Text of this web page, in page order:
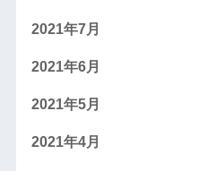
2021年7月
2021年6月
2021年5月
2021年4月